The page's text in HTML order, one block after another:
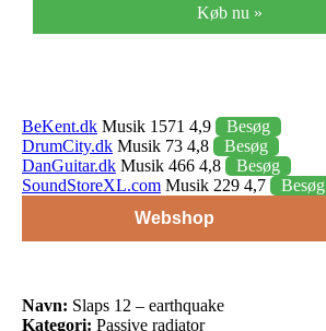
Køb nu »
BeKent.dk Musik 1571 4,9
Besøg
DrumCity.dk Musik 73 4,8
Besøg
DanGuitar.dk Musik 466 4,8
Besøg
SoundStoreXL.com Musik 229 4,7
Besøg
Webshop
Navn: Slaps 12 – earthquake
Kategori: Passive radiator